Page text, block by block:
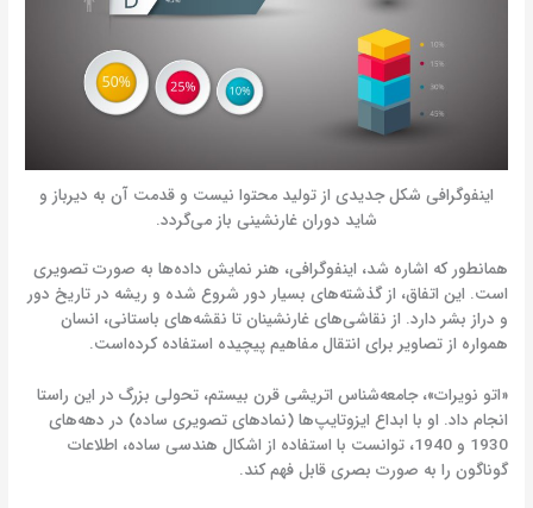
اینفوگرافی شکل جدیدی از تولید محتوا نیست و قدمت آن به دیرباز و
شاید دوران غارنشینی باز می‌گردد.
همانطور که اشاره شد، اینفوگرافی، هنر نمایش داده‌ها به صورت تصویری
است. این اتفاق، از گذشته‌های بسیار دور شروع شده و ریشه در تاریخ دور
و دراز بشر دارد. از نقاشی‌های غارنشینان تا نقشه‌های باستانی، انسان
همواره از تصاویر برای انتقال مفاهیم پیچیده استفاده کرده‌است.
«اتو نویرات»، جامعه‌شناس اتریشی قرن بیستم، تحولی بزرگ در این راستا
انجام داد. او با ابداع ایزوتایپ‌ها (نمادهای تصویری ساده) در دهه‌های
1930 و 1940، توانست با استفاده از اشکال هندسی ساده، اطلاعات
گوناگون را به صورت بصری قابل فهم کند.